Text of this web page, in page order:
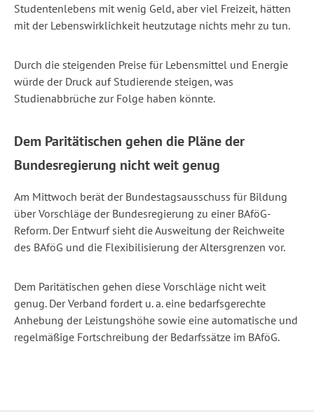
Studentenlebens mit wenig Geld, aber viel Freizeit, hätten
mit der Lebenswirklichkeit heutzutage nichts mehr zu tun.
Durch die steigenden Preise für Lebensmittel und Energie
würde der Druck auf Studierende steigen, was
Studienabbrüche zur Folge haben könnte.
Dem Paritätischen gehen die Pläne der
Bundesregierung nicht weit genug
Am Mittwoch berät der Bundestagsausschuss für Bildung
über Vorschläge der Bundesregierung zu einer BAföG-
Reform. Der Entwurf sieht die Ausweitung der Reichweite
des BAföG und die Flexibilisierung der Altersgrenzen vor.
Dem Paritätischen gehen diese Vorschläge nicht weit
genug. Der Verband fordert u. a. eine bedarfsgerechte
Anhebung der Leistungshöhe sowie eine automatische und
regelmäßige Fortschreibung der Bedarfssätze im BAföG.